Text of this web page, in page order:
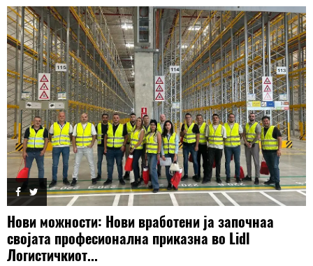
Нови можности: Нови вработени ја започнаа
својата професионална приказна во Lidl
Логистичкиот...